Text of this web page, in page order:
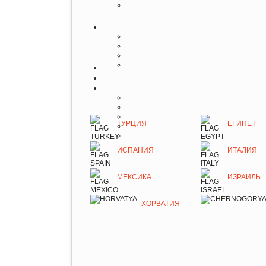
ТУРЦИЯ ЕГИПЕТ
ИСПАНИЯ ИТАЛИЯ
МЕКСИКА ИЗРАИЛЬ
ХОРВАТИЯ